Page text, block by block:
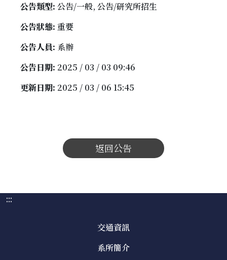
公告類型: 公告/一般, 公告/研究所招生
公告狀態: 重要
公告人員: 系辦
公告日期: 2025 / 03 / 03 09:46
更新日期: 2025 / 03 / 06 15:45
返回公告
:::
交通資訊
系所簡介